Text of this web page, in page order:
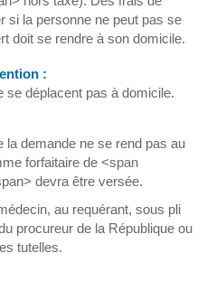
si la personne ne peut pas se
doit se rendre à son domicile.
:
déplacent pas à domicile.
la demande ne se rend pas au
forfaitaire de <span
devra être versée.
au requérant, sous pli
procureur de la République ou
tutelles.